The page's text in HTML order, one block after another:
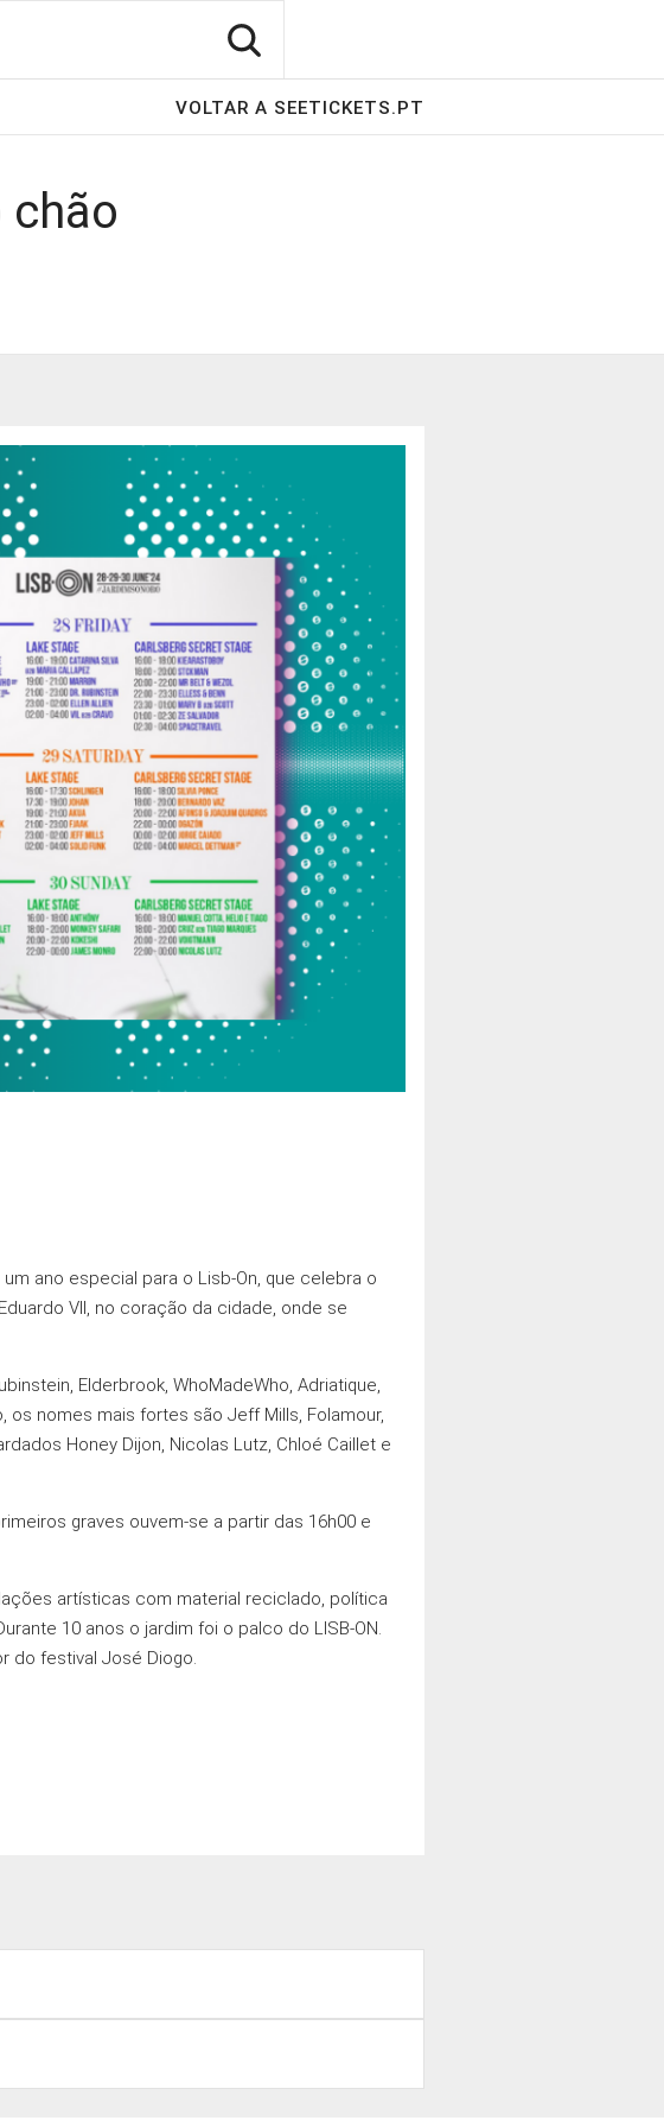
VOLTAR A SEETICKETS.PT
chão
ano especial para o Lisb-On, que celebra o
VII, no coração da cidade, onde se
Elderbrook, WhoMadeWho, Adriatique,
os nomes mais fortes são Jeff Mills, Folamour,
Honey Dijon, Nicolas Lutz, Chloé Caillet e
graves ouvem-se a partir das 16h00 e
artísticas com material reciclado, política
10 anos o jardim foi o palco do LISB-ON.
do festival José Diogo.